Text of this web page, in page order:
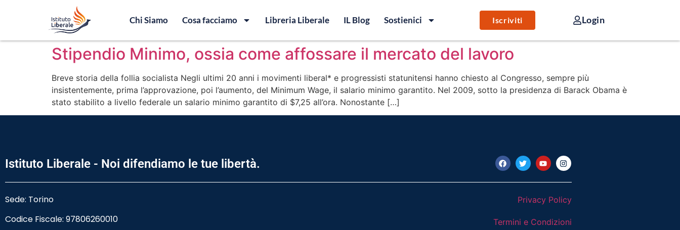
Chi Siamo Cosa facciamo Libreria Liberale IL Blog Sostienici Iscriviti Login
Stipendio Minimo, ossia come affossare il mercato del lavoro
Breve storia della follia socialista Negli ultimi 20 anni i movimenti liberal* e progressisti statunitensi hanno chiesto al Congresso, sempre più
insistentemente, prima l’approvazione, poi l’aumento, del Minimum Wage, il salario minimo garantito. Nel 2009, sotto la presidenza di Barack Obama è
stato stabilito a livello federale un salario minimo garantito di $7,25 all’ora. Nonostante […]
Istituto Liberale - Noi difendiamo le tue libertà.
Sede: Torino
Codice Fiscale: 97806260010
Privacy Policy
Termini e Condizioni